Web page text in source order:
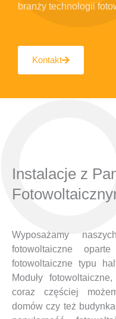
branży technologii
Kontakt
Instalacje z
Wyposażamy
fotowoltaiczne
fotowoltaiczne typu
Moduły
coraz częściej
domów czy też